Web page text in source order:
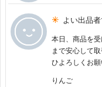
よい出品
本日、商品を
まで安心して
ひよろしくお願
りんご